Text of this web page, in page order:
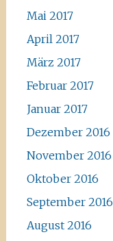
Mai 2017
April 2017
März 2017
Februar 2017
Januar 2017
Dezember 2016
November 2016
Oktober 2016
September 2016
August 2016